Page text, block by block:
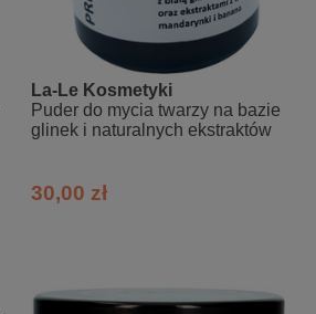
La-Le Kosmetyki
Puder do mycia twarzy na bazie
glinek i naturalnych ekstraktów
30,00 zł